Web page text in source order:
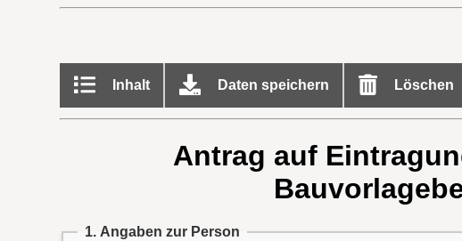
Inhalt Daten speichern Löschen
Antrag auf
1. Angaben zur Person